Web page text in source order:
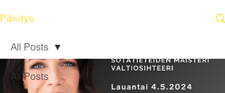
Päivitys
All Posts
All Posts